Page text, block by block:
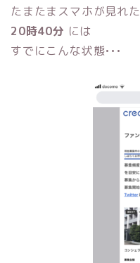
たまたまスマホが見れた
20時40分 には
すでにこんな状態•••